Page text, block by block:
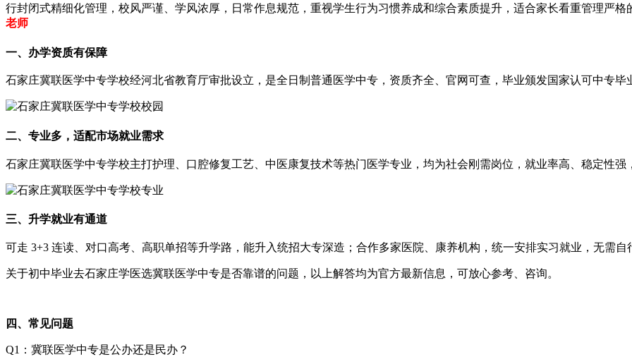
行封闭式精细化管理，校风严谨、学风浓厚，日常作息规范，重视学生行为习惯养成和综合素质提升，适合家长看重管理严格
老师
一、办学资质有保障
石家庄冀联医学中专学校经河北省教育厅审批设立，是全日制普通医学中专，资质齐全、官网可查，毕业颁发国家认可中专毕
二、专业多，适配市场就业需求
石家庄冀联医学中专学校主打护理、口腔修复工艺、中医康复技术等热门医学专业，均为社会刚需岗位，就业率高、稳定性强
三、升学就业有通道
可走 3+3 连读、对口高考、高职单招等升学路，能升入统招大专深造；合作多家医院、康养机构，统一安排实习就业，无需自
关于初中毕业去石家庄学医选冀联医学中专是否靠谱的问题，以上解答均为官方最新信息，可放心参考、咨询。
四、常见问题
Q1：冀联医学中专是公办还是民办？